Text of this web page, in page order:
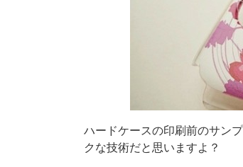
ハードケースの印刷前のサン
クな技術だと思いますよ？